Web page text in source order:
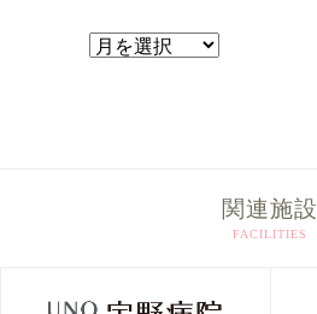
ア
関連施設
FACILITIES